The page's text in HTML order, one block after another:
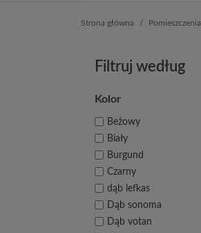
Strona główna Pomieszczenia
Filtruj według
Kolor
Beżowy
Biały
Burgund
Czarny
dąb lefkas
Dąb sonoma
Dąb votan